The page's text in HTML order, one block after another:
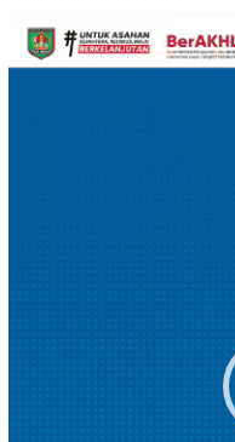
Pemutar
Video